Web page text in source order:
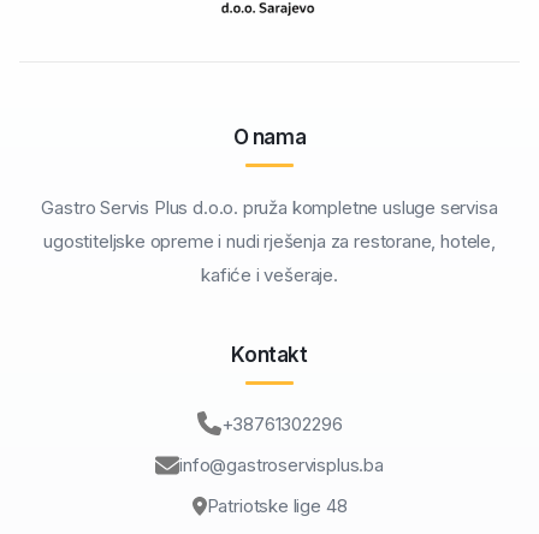
O nama
Gastro Servis Plus d.o.o. pruža kompletne usluge servisa
ugostiteljske opreme i nudi rješenja za restorane, hotele,
kafiće i vešeraje.
Kontakt
+38761302296
info@gastroservisplus.ba
Patriotske lige 48